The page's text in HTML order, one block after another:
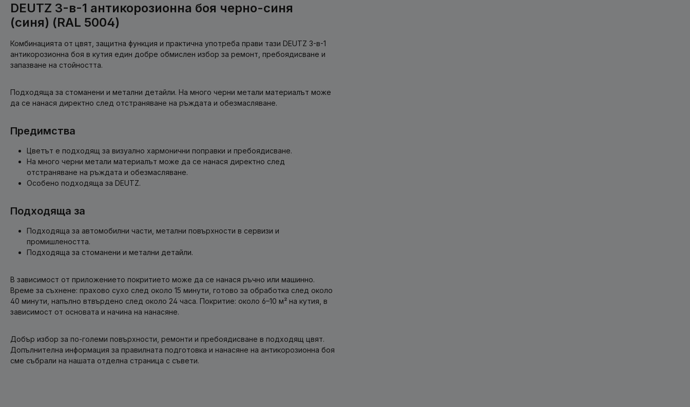
DEUTZ 3-в-1 антикорозионна боя черно-синя
(синя) (RAL 5004)
Комбинацията от цвят, защитна функция и практична употреба прави тази DEUTZ 3-в-1
антикорозионна боя в кутия един добре обмислен избор за ремонт, пребоядисване и
запазване на стойността.
Подходяща за стоманени и метални детайли. На много черни метали материалът може
да се нанася директно след отстраняване на ръждата и обезмасляване.
Предимства
Цветът е подходящ за визуално хармонични поправки и пребоядисване.
На много черни метали материалът може да се нанася директно след
отстраняване на ръждата и обезмасляване.
Особено подходяща за DEUTZ.
Подходяща за
Подходяща за автомобилни части, метални повърхности в сервизи и
промишлеността.
Подходяща за стоманени и метални детайли.
В зависимост от приложението покритието може да се нанася ръчно или машинно.
Време за съхнене: прахово сухо след около 15 минути, готово за обработка след около
40 минути, напълно втвърдено след около 24 часа. Покритие: около 6–10 м² на кутия, в
зависимост от основата и начина на нанасяне.
Добър избор за по-големи повърхности, ремонти и пребоядисване в подходящ цвят.
Допълнителна информация за правилната подготовка и нанасяне на антикорозионна боя
сме събрали на нашата отделна страница с съвети.